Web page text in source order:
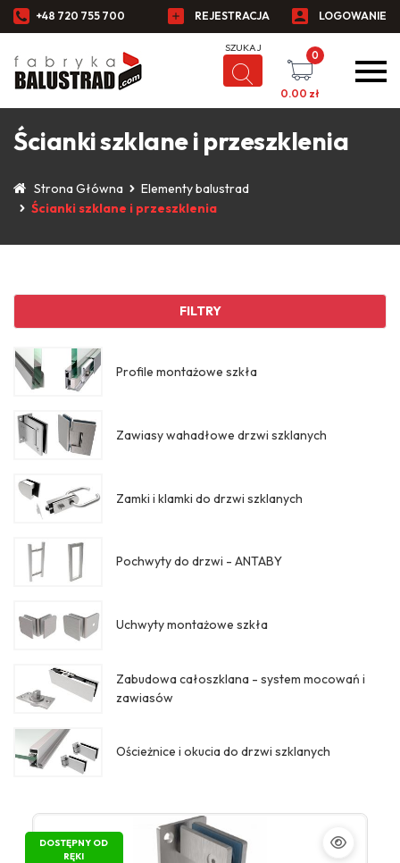
+48 720 755 700 REJESTRACJA LOGOWANIE
0
0.00 zł
Ścianki szklane i przeszklenia
Strona Główna
Elementy balustrad
Ścianki szklane i przeszklenia
FILTRY
Profile montażowe szkła
Zawiasy wahadłowe drzwi szklanych
Zamki i klamki do drzwi szklanych
Pochwyty do drzwi - ANTABY
Uchwyty montażowe szkła
Zabudowa całoszklana - system mocowań i
zawiasów
Ościeżnice i okucia do drzwi szklanych
DOSTĘPNY OD
RĘKI